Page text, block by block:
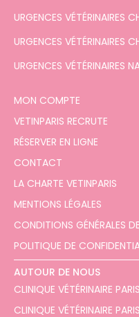
URGENCES VÉTÉRINAIRES
URGENCES VÉTÉRINAIRES
URGENCES VÉTÉRINAIRES
MON COMPTE
VETINPARIS RECRUTE
RÉSERVER EN LIGNE
CONTACT
LA CHARTE VETINPARIS
MENTIONS LÉGALES
CONDITIONS GÉNÉRALES
POLITIQUE DE
AUTOUR DE NOUS
CLINIQUE VÉTÉRINAIRE
CLINIQUE VÉTÉRINAIRE